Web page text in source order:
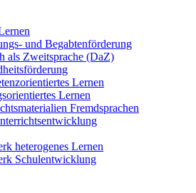
und Begabtenförderung
als Zweitsprache (DaZ)
Lernen
Lernen
Fremdsprachen
heterogenes Lernen
Schulentwicklung